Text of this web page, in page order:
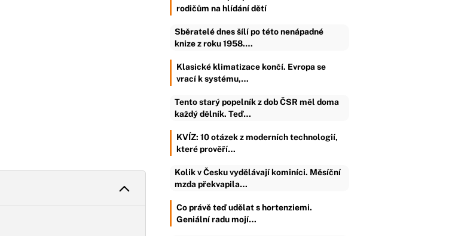
rodičům na hlídání dětí
Sběratelé dnes šílí po této nenápadné
knize z roku 1958.…
Klasické klimatizace končí. Evropa se
vrací k systému,…
Tento starý popelník z dob ČSR měl doma
každý dělník. Teď…
KVÍZ: 10 otázek z moderních technologií,
které prověří…
Kolik v Česku vydělávají kominíci. Měsíční
mzda překvapila…
Co právě teď udělat s hortenziemi.
Geniální radu mojí…